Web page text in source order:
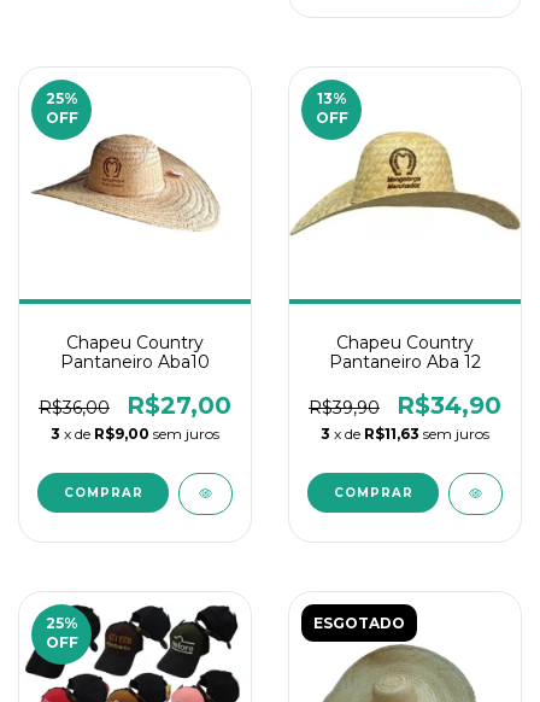
25%
OFF
Chapeu Country
Pantaneiro Aba10
R$36,00 R$27,00
3 x de R$9,00 sem juros
13%
OFF
Chapeu Country
Pantaneiro Aba 12
R$39,90 R$34,90
3 x de R$11,63 sem juros
25%
OFF
ESGOTADO